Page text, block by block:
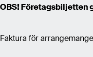
OBS! Företagsbiljetten
Faktura för